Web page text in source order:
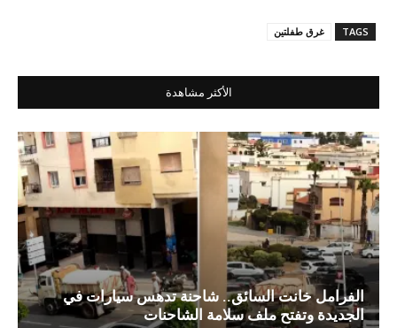
TAGS غرق طفلتين
الأكثر مشاهدة
الفرامل خانت السائق.. شاحنة تدهس سيارات في
الجديدة وتفتح ملف سلامة الشاحنات